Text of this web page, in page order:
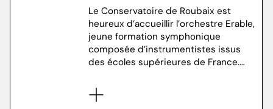
Le Conservatoire de Roubaix est
heureux d’accueillir l’orchestre Erable,
jeune formation symphonique
composée d’instrumentistes issus
des écoles supérieures de France.…